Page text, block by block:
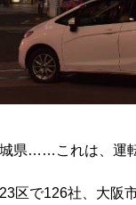
県……これは、運
区で126社、大阪